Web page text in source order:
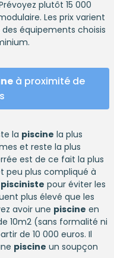
plutôt 15 000
Les prix varient
équipements choisis
à proximité de
la piscine la plus
et reste la plus
est de ce fait la plus
peu plus compliqué à
pisciniste pour éviter les
plus élevé que les
avoir une piscine en
10m2 (sans formalité ni
de 10 000 euros. Il
piscine un soupçon